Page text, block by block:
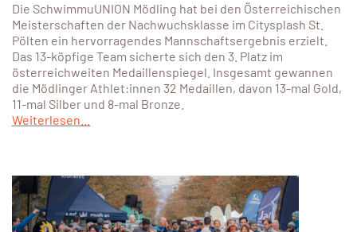
Die SchwimmuUNION Mödling hat bei den Österreichischen
Meisterschaften der Nachwuchsklasse im Citysplash St.
Pölten ein hervorragendes Mannschaftsergebnis erzielt.
Das 13-köpfige Team sicherte sich den 3. Platz im
österreichweiten Medaillenspiegel. Insgesamt gewannen
die Mödlinger Athlet:innen 32 Medaillen, davon 13-mal Gold,
11-mal Silber und 8-mal Bronze.
Weiterlesen...